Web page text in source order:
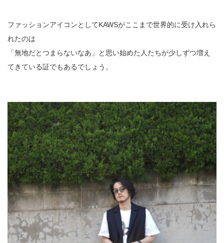
ファッションアイコンとしてKAWSがここまで世界的に受け入れら
れたのは
「無地だとつまらないなあ」と思い始めた人たちが少しずつ増え
てきている証でもあるでしょう。